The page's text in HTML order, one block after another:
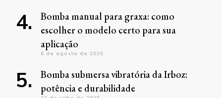
Bomba manual para graxa: como
escolher o modelo certo para sua
aplicação
6 de agosto de 2025
Bomba submersa vibratória da Irboz:
potência e durabilidade